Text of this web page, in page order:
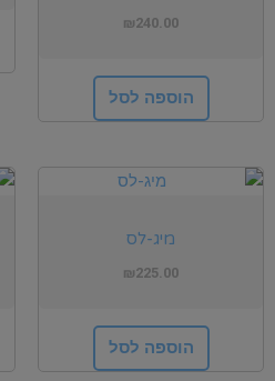
₪240.00
הוספה לסל
מיג-לס
₪225.00
הוספה לסל